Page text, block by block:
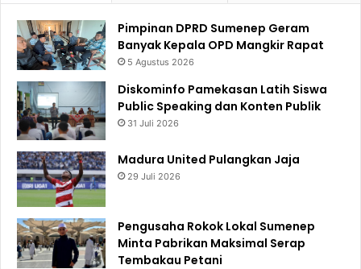
Pimpinan DPRD Sumenep Geram
Banyak Kepala OPD Mangkir Rapat
5 Agustus 2026
Diskominfo Pamekasan Latih Siswa
Public Speaking dan Konten Publik
31 Juli 2026
Madura United Pulangkan Jaja
29 Juli 2026
Pengusaha Rokok Lokal Sumenep
Minta Pabrikan Maksimal Serap
Tembakau Petani